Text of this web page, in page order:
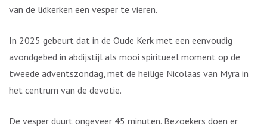
van de lidkerken een vesper te vieren.
In 2025 gebeurt dat in de Oude Kerk met een eenvoudig
avondgebed in abdijstijl als mooi spiritueel moment op de
tweede adventszondag, met de heilige Nicolaas van Myra in
het centrum van de devotie.
De vesper duurt ongeveer 45 minuten. Bezoekers doen er